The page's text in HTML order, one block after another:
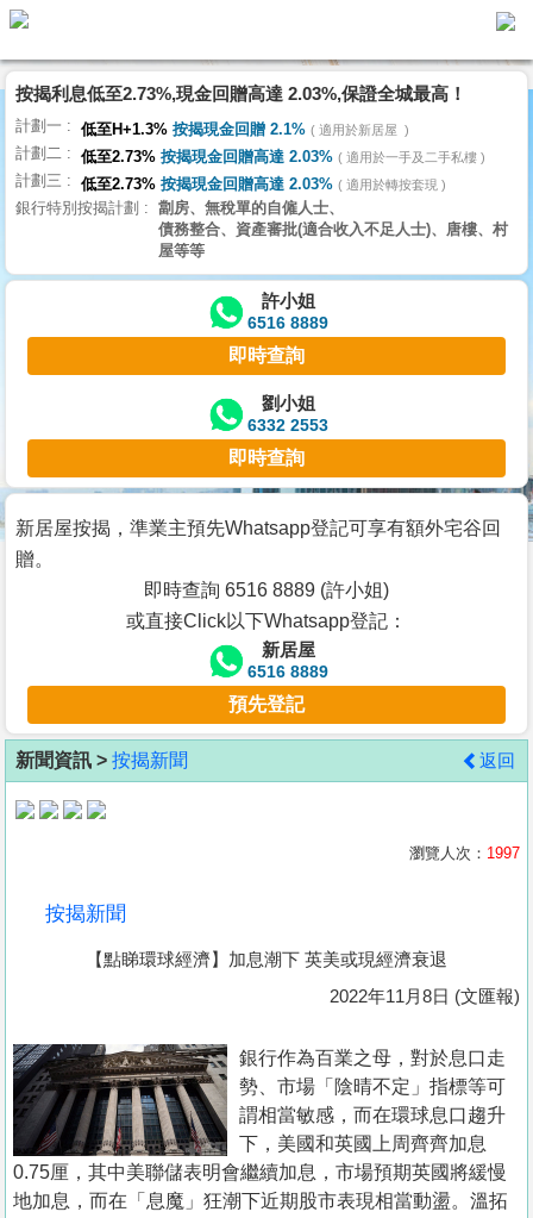
代
理
主
頁
搵
樓/
交
業
主
宅
谷
按
客
地
產
置
業
手
冊
按揭利息低至2.73%,現金回贈高達 2.03%,保證全城最高！
計劃一 低至H+1.3% 按揭現金回贈 2.1% 適用於新居屋
計劃二 低至2.73% 按揭現金回贈高達 2.03% 適用於一手及二手私樓
計劃三 低至2.73% 按揭現金回贈高達 2.03% 適用於轉按套現
銀行特別按揭計劃
劏房、無稅單的自僱人士、
債務整合、資產審批(適合收入不足人士)、唐樓、村
屋等等
許小姐
6516 8889
即時查詢
劉小姐
6332 2553
即時查詢
新居屋按揭，準業主預先Whatsapp登記可享有額外宅谷回
贈。
即時查詢 6516 8889 (許小姐)
或直接Click以下Whatsapp登記：
新居屋
6516 8889
預先登記
新聞資訊 > 按揭新聞 返回
瀏覽人次： 1997
按揭新聞
【點睇環球經濟】加息潮下 英美或現經濟衰退
2022年11月8日 (文匯報)
銀行作為百業之母，對於息口走
勢、市場「陰晴不定」指標等可
謂相當敏感，而在環球息口趨升
下，美國和英國上周齊齊加息
0.75厘，其中美聯儲表明會繼續加息，市場預期英國將緩慢
地加息，而在「息魔」狂潮下近期股市表現相當動盪。溫拓